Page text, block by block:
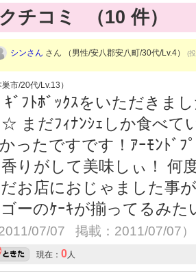
チコミ （10 件）
シンさん さん （男性/安八郡安八町/30代/Lv.4） (
市/20代/Lv.13）
ﾞﾌﾄﾎﾞｯｸｽをいただきま
まだﾌｨﾅﾝｼｪしか食べて
ったですです！ｱｰﾓﾝﾄﾞﾌ
りがして美味しぃ！ 何
お店におじゃました事
ーのｹｰｷが揃ってるみ
07/07 掲載：2011/07/07）
現在： 0人